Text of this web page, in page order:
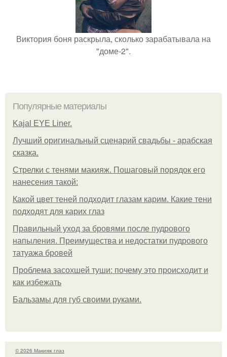
Виктория боня раскрыла, сколько зарабатывала на
"доме-2".
Популярные материалы
Kajal EYE Liner.
Лучший оригинальный сценарий свадьбы - арабская
сказка.
Стрелки с тенями макияж. Пошаговый порядок его
нанесения такой:
Какой цвет теней подходит глазам карим. Какие тени
подходят для карих глаз
Правильный уход за бровями после пудрового
напыления. Преимущества и недостатки пудрового
татуажа бровей
Проблема засохшей туши: почему это происходит и
как избежать
Бальзамы для губ своими руками.
© 2026 Макияж глаз